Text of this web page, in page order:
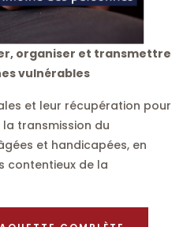
organiser et transmettre
vulnérables
et leur récupération pour
transmission du
et handicapées, en
contentieux de la